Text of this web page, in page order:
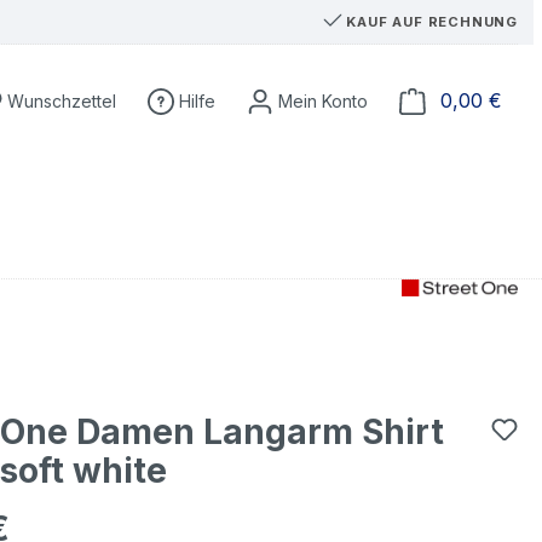
KAUF AUF RECHNUNG
Du hast 0 Produkte auf dem Merkzettel
Wunschzettel Hilfe 0,00 €
Damen Langarm Shirt
white